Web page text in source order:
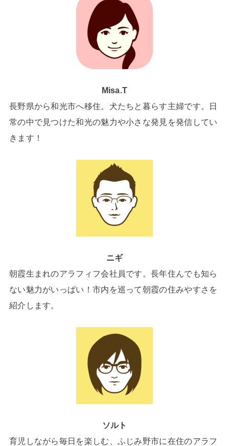
Misa.T
長野県から和光市へ移住。犬たちと暮らす主婦です。日
常の中で見つけた和光の魅力や小さな発見を発信してい
きます！
ニギ
朝霞生まれのアラフィフ会社員です。長年住んでも知ら
ない魅力がいっぱい！市内を巡って朝霞の住みやすさを
紹介します。
ソルト
育児しながら毎日を楽しむ、ふじみ野市に在住のアラフ